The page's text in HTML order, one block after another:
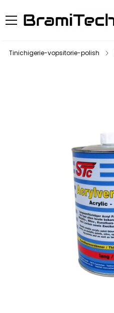
Tinichigerie-vopsitorie-polish